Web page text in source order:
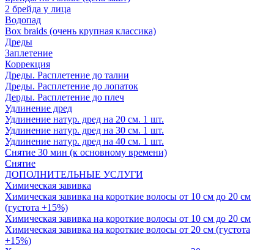
2 брейда у лица
Водопад
Box braids (очень крупная классика)
Дреды
Заплетение
Коррекция
Дреды. Расплетение до талии
Дреды. Расплетение до лопаток
Дерды. Расплетение до плеч
Удлинение дред
Удлинение натур. дред на 20 см. 1 шт.
Удлинение натур. дред на 30 см. 1 шт.
Удлинение натур. дред на 40 см. 1 шт.
Снятие 30 мин (к основному времени)
Снятие
ДОПОЛНИТЕЛЬНЫЕ УСЛУГИ
Химическая завивка
Химическая завивка на короткие волосы от 10 см до 20 см
(густота +15%)
Химическая завивка на короткие волосы от 10 см до 20 см
Химическая завивка на короткие волосы от 20 см (густота
+15%)